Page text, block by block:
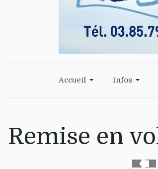
Accueil Infos
Remise en